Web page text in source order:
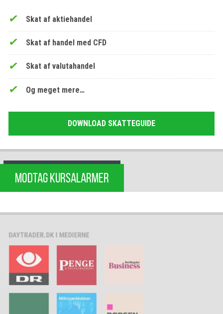
Skat af aktiehandel
Skat af handel med CFD
Skat af valutahandel
Og meget mere…
DOWNLOAD SKATTEGUIDE
MODTAG KURSALARMER